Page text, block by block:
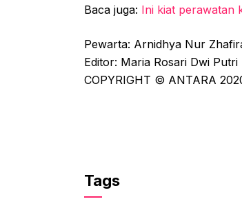
Baca juga: Ini kiat perawatan
Pewarta: Arnidhya Nur
Editor: Maria Rosari Dwi Putri
COPYRIGHT © ANTARA
Tags